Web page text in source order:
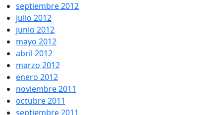
septiembre 2012
julio 2012
junio 2012
mayo 2012
abril 2012
marzo 2012
enero 2012
noviembre 2011
octubre 2011
septiembre 2011